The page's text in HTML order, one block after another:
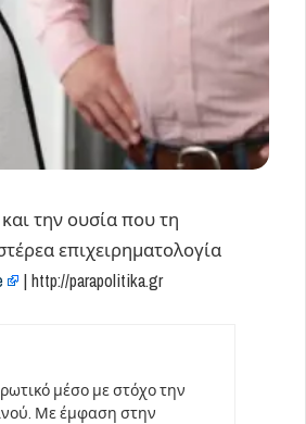
την ουσία που τη
επιχειρηματολογία
| http://parapolitika.gr
μέσο με στόχο την
Με έμφαση στην